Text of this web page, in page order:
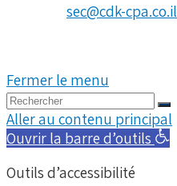
sec@cdk-cpa.co.il
Fermer le menu
Aller au contenu principal
Ouvrir la barre d’outils
Outils d’accessibilité